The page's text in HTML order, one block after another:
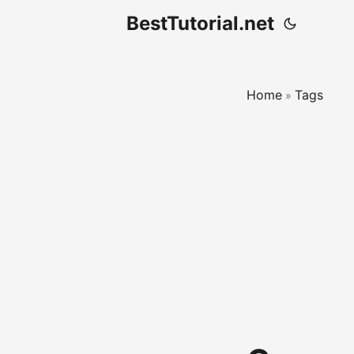
BestTutorial.net
Home » Tags